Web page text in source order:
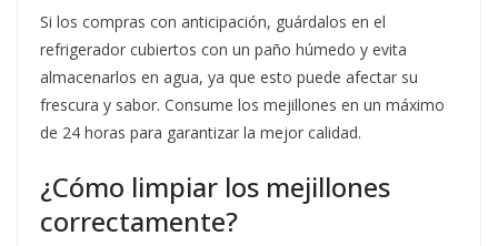
Si los compras con anticipación, guárdalos en el
refrigerador cubiertos con un paño húmedo y evita
almacenarlos en agua, ya que esto puede afectar su
frescura y sabor. Consume los mejillones en un máximo
de 24 horas para garantizar la mejor calidad.
¿Cómo limpiar los mejillones
correctamente?